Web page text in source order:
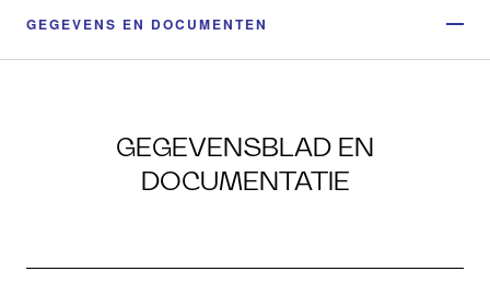
GEGEVENS EN DOCUMENTEN
GEGEVENSBLAD EN
DOCUMENTATIE